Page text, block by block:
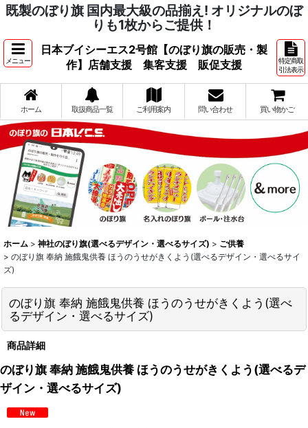
既製のぼり旗 国内最大級の品揃え! オリジナルのぼ
りも1枚からご提供！
メニュー
日本ブイシーエス2号館【のぼり旗の販売・製
作】店舗支援 集客支援 販促支援
特定商取
引法表示
ホーム 取扱商品一覧 ご利用案内 問い合わせ 買い物かご
ホーム > 神社のぼり旗(選べるデザイン・選べるサイズ) > ご供養
> のぼり旗 奉納 施餓鬼供養 ほうのうせがきくよう(選べるデザイン・選べるサイ
ズ)
のぼり旗 奉納 施餓鬼供養 ほうのうせがきくよう(選べ
るデザイン・選べるサイズ)
商品詳細
のぼり旗 奉納 施餓鬼供養 ほうのうせがきくよう(選べるデ
ザイン・選べるサイズ)